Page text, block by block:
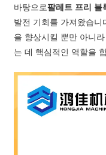
바탕으로팔레트 프리 블
발전 기회를 가져왔습니
을 향상시킬 뿐만 아니
는 데 핵심적인 역할을